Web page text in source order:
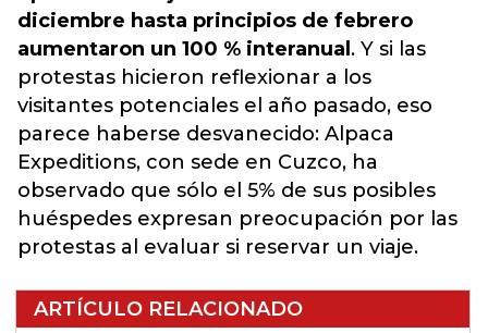
diciembre hasta principios de febrero
aumentaron un 100 % interanual . Y si las
protestas hicieron reflexionar a los
visitantes potenciales el año pasado, eso
parece haberse desvanecido: Alpaca
Expeditions, con sede en Cuzco, ha
observado que sólo el 5% de sus posibles
huéspedes expresan preocupación por las
protestas al evaluar si reservar un viaje.
ARTÍCULO RELACIONADO